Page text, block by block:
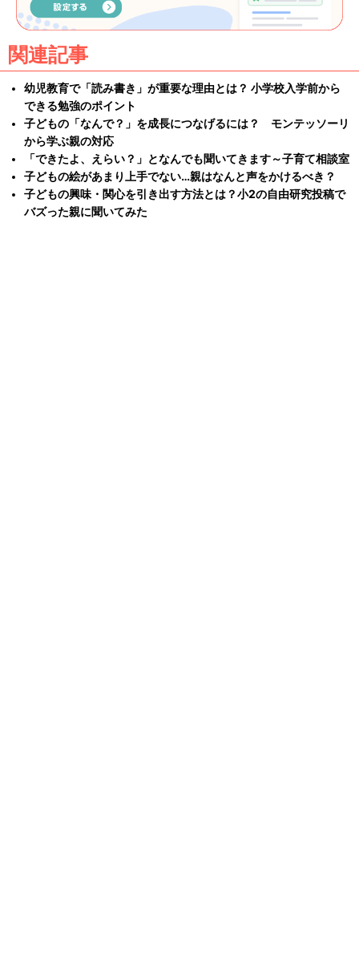
関連記事
幼児教育で「読み書き」が重要な理由とは？ 小学校入学前から
できる勉強のポイント
子どもの「なんで？」を成長につなげるには？ モンテッソーリ
から学ぶ親の対応
「できたよ、えらい？」となんでも聞いてきます～子育て相談室
子どもの絵があまり上手でない…親はなんと声をかけるべき？
子どもの興味・関心を引き出す方法とは？小2の自由研究投稿で
バズった親に聞いてみた